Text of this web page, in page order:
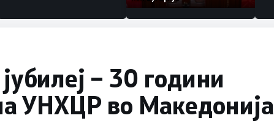
– 30 години
УНХЦР во Македонија